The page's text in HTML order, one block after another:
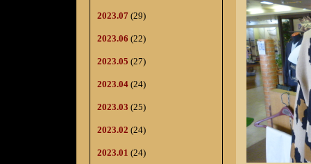
2023.07 (29)
2023.06 (22)
2023.05 (27)
2023.04 (24)
2023.03 (25)
2023.02 (24)
2023.01 (24)